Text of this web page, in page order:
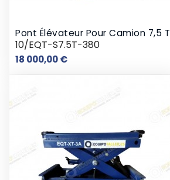
Pont Élévateur Pour Camion 7,5 T
10/EQT-S7.5T-380
18 000,00 €Prix